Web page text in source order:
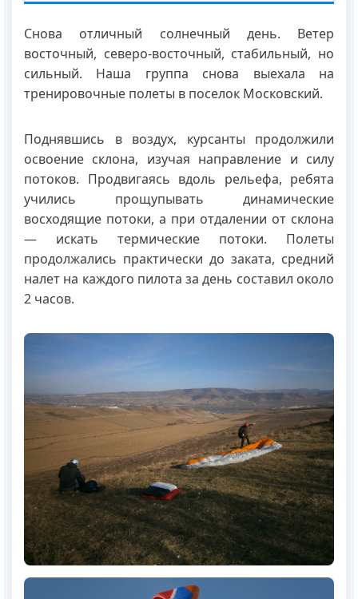
Снова отличный солнечный день. Ветер
восточный, северо-восточный, стабильный, но
сильный. Наша группа снова выехала на
тренировочные полеты в поселок Московский.
Поднявшись в воздух, курсанты продолжили
освоение склона, изучая направление и силу
потоков. Продвигаясь вдоль рельефа, ребята
учились прощупывать динамические
восходящие потоки, а при отдалении от склона
— искать термические потоки. Полеты
продолжались практически до заката, средний
налет на каждого пилота за день составил около
2 часов.